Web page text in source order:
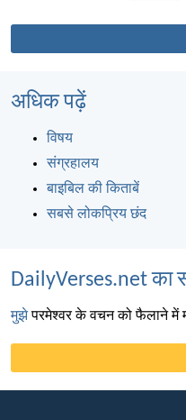
अधिक पढ़ें
विषय
संग्रहालय
बाइबिल की किताबें
सबसे लोकप्रिय छंद
DailyVerses.net का
मुझेपरमेश्वर के वचन को फैलाने में